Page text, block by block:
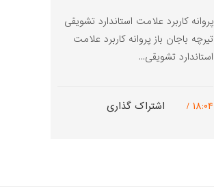
پروانه کاربرد علامت استاندارد تشویقی
تیرچه باجان باز پروانه کاربرد علامت
استاندارد تشویقی...
۱۸:۰۴ / اشتراک گذاری